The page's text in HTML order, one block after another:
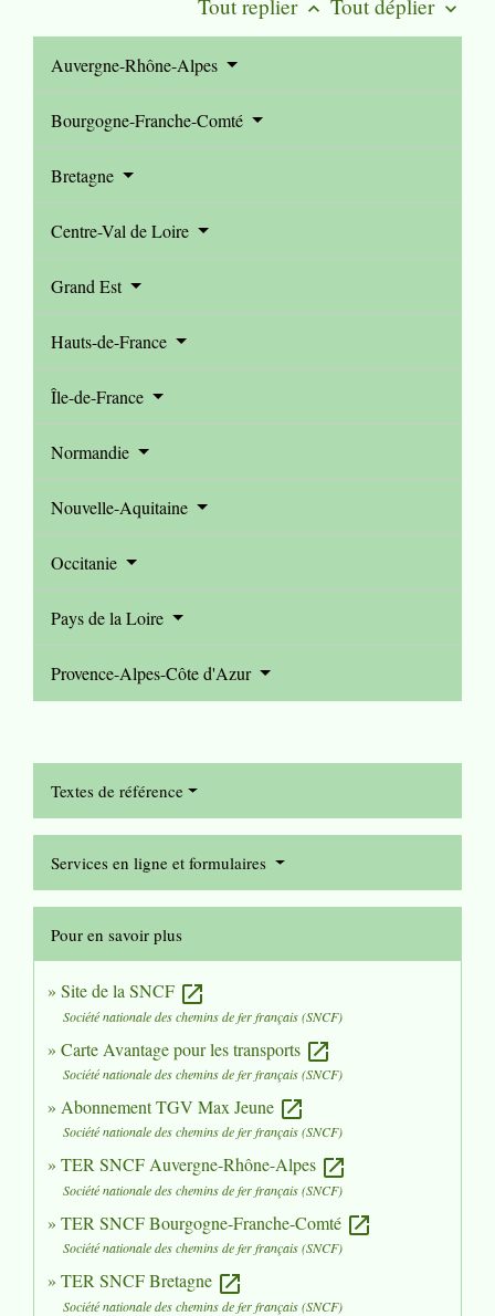
Tout replier keyboard_arrow_up Tout déplier keyboard_arrow_down
Auvergne-Rhône-Alpes
Bourgogne-Franche-Comté
Bretagne
Centre-Val de Loire
Grand Est
Hauts-de-France
Île-de-France
Normandie
Nouvelle-Aquitaine
Occitanie
Pays de la Loire
Provence-Alpes-Côte d'Azur
Textes de référence
Services en ligne et formulaires
Pour en savoir plus
Site de la SNCF open_in_new
Société nationale des chemins de fer français (SNCF)
Carte Avantage pour les transports open_in_new
Société nationale des chemins de fer français (SNCF)
Abonnement TGV Max Jeune open_in_new
Société nationale des chemins de fer français (SNCF)
TER SNCF Auvergne-Rhône-Alpes open_in_new
Société nationale des chemins de fer français (SNCF)
TER SNCF Bourgogne-Franche-Comté open_in_new
Société nationale des chemins de fer français (SNCF)
TER SNCF Bretagne open_in_new
Société nationale des chemins de fer français (SNCF)